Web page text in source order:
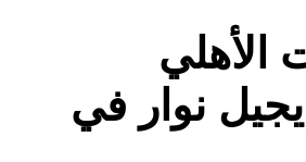
الأهلي
نوار في